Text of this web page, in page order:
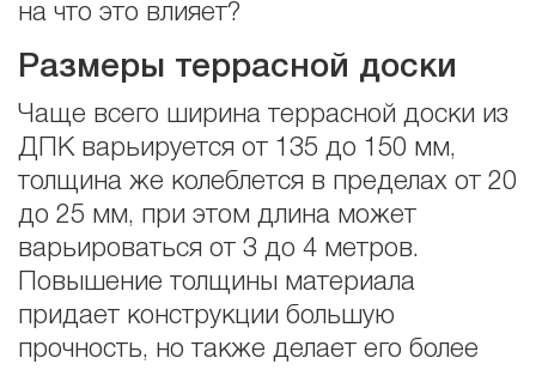
на что это влияет?
Размеры террасной доски
Чаще всего ширина террасной доски из
ДПК варьируется от 135 до 150 мм,
толщина же колеблется в пределах от 20
до 25 мм, при этом длина может
варьироваться от 3 до 4 метров.
Повышение толщины материала
придает конструкции большую
прочность, но также делает его более